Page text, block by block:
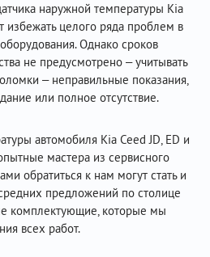
наружной температуры Kia
избежать целого ряда проблем в
Однако сроков
не предусмотрено – учитывать
– неправильные показания,
или полное отсутствие.
автомобиля Kia Ceed JD, ED и
мастера из сервисного
обратиться к нам могут стать и
предложений по столице
комплектующие, которые мы
всех работ.